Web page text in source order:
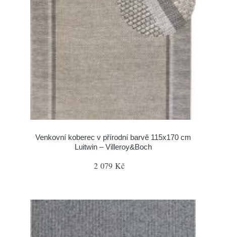
Venkovní koberec v přírodní barvě 115x170 cm
Luitwin – Villeroy&Boch
2 079 Kč